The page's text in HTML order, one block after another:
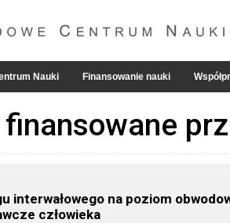
Nauki Finansowanie nauki
interwałowego na poziom
człowieka